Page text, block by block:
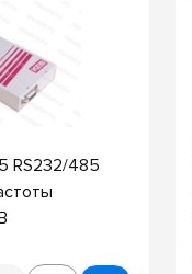
RS232/485